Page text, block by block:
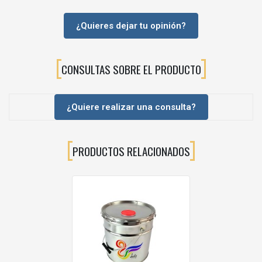
dependen del producto PU de base. Consulta siempre la
documentación técnica correspondiente.
🧱ATRIBUTOS PARA LA FICHA
Catalizador / Endurecedor para poliuretanos
Referencia:
Aplicación recomendada:Fondos incoloros(sistemas PU)
catálogo (ver fichas)
❓PREGUNTAS FRECUENTES (FAQ)
¿Para qué tipo de productos está pensado?
y otros recubrimientos
¿Quieres dejar tu opinión?
CONSULTAS SOBRE EL PRODUCTO
¿Quiere realizar una consulta?
PRODUCTOS RELACIONADOS